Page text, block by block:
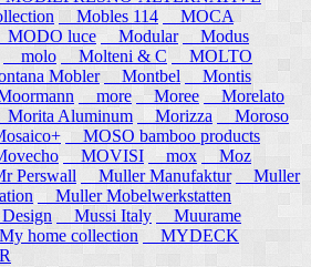
Mobles 114
MOCA
MODO luce Modular
Modus
molo Molteni & C
MOLTO
Mobler Montbel
Montis
more Moree
Morelato
Morita Aluminum Morizza
Moroso
MOSO bamboo products
MOVISI mox
Moz
Perswall Muller Manufaktur
Muller
Muller Mobelwerkstatten
Mussi Italy
Muurame
home collection
MYDECK